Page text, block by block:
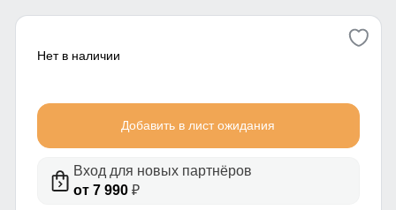
Нет в наличии
Добавить в лист ожидания
Вход для новых партнёров
от 7 990₽